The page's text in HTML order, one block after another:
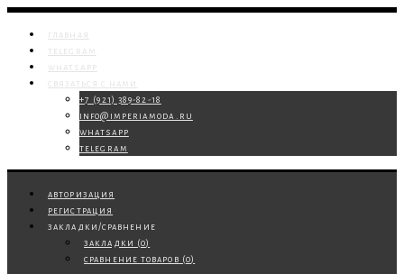
главная
telegram
whatsapp
связаться с нами
+7 (921) 389-82-18
info@imperiamoda.ru
whatsapp
telegram
авторизация
регистрация
закладки/сравнение
закладки (0)
сравнение товаров (0)